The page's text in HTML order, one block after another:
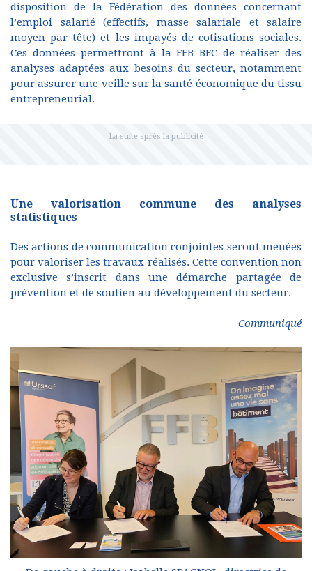
disposition de la Fédération des données concernant
l’emploi salarié (effectifs, masse salariale et salaire
moyen par tête) et les impayés de cotisations sociales.
Ces données permettront à la FFB BFC de réaliser des
analyses adaptées aux besoins du secteur, notamment
pour assurer une veille sur la santé économique du tissu
entrepreneurial.
Une valorisation commune des analyses
statistiques
Des actions de communication conjointes seront menées
pour valoriser les travaux réalisés. Cette convention non
exclusive s’inscrit dans une démarche partagée de
prévention et de soutien au développement du secteur.
Communiqué